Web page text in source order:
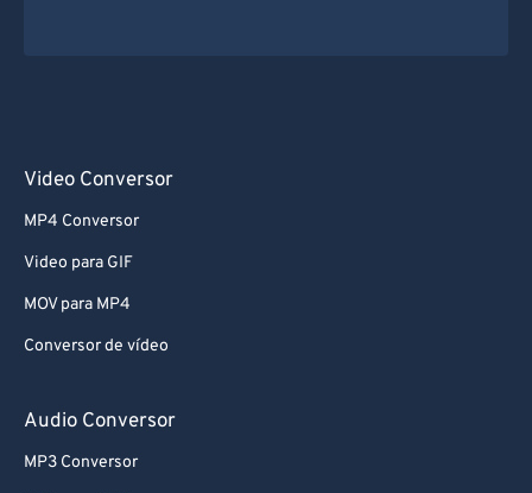
Video Conversor
MP4 Conversor
Video para GIF
MOV para MP4
Conversor de vídeo
Audio Conversor
MP3 Conversor